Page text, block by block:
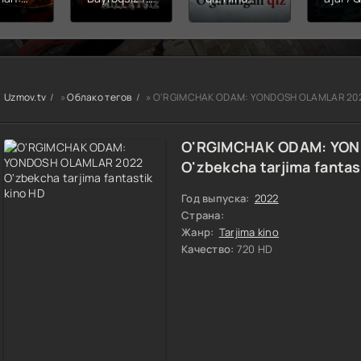
filmi
kino
tas-
Snayper:
Bayroqsiz
snayper
Uzbek tilida
O'zbekcha
2026
Full HD tas-
ix skachat
kinosi 2026
O'zbekcha
tarjima kino
tilida)
2026
Uzmov.tv »Облако тегов » O'RGIMCHAK ODAM: YONDOSH OLAMLAR
O'RGIMCHAK ODAM:
O'zbekcha tarjima
Год выпуска: 2022
Страна:
Жанр: Tarjima kino
Качество: 720 HD